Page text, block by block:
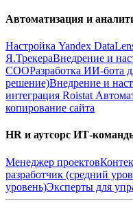
Автоматизация и
Настройка Yandex
Я.ТрекераВнедрение и
СООРазработка ИИ-бота
решение)Внедрение и
интеграция Roistat
копирование сайта
HR и аутсорс ИТ-
Менеджер проектов
разработчик (средний
уровень)Эксперты для